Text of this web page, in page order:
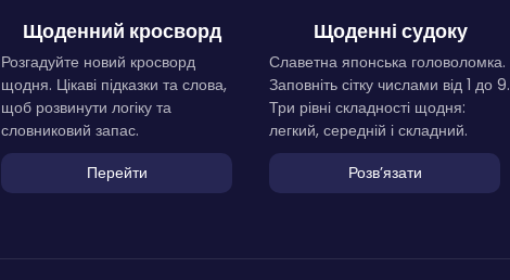
Щоденний кросворд
Розгадуйте новий кросворд
щодня. Цікаві підказки та слова,
щоб розвинути логіку та
словниковий запас.
Перейти
Щоденні судоку
Славетна японська головоломка.
Заповніть сітку числами від 1 до 9.
Три рівні складності щодня:
легкий, середній і складний.
Розвʼязати